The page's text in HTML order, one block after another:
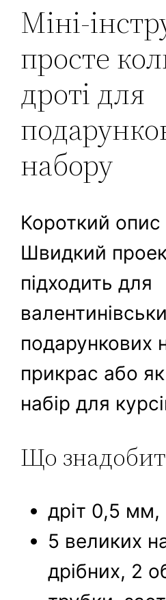
Міні-
просте
дроті для
набору
Короткий опис
Швидкий
підходить для
подарункових
прикрас або
набір для
Що
дріт 0,5
5 великих
дрібних, 2